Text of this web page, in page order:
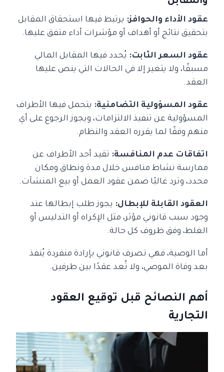
عقود الأداء والحوافز: يرتبط فيها استحقاق المقابل
بتحقيق نتائج أو أهداف أو مؤشرات أداء متفق عليها.
عقود السعر الثابت: يُحدد فيها المقابل المالي
مسبقًا، ولا يتغير إلا في الحالات التي ينص عليها
العقد.
عقود المسؤولية التضامنية: يتحمل فيها الأطراف
المسؤولية عن تنفيذ الالتزامات، ويجوز الرجوع على أي
منهم وفقًا لما يقرره العقد والنظام.
اتفاقات عدم المنافسة: تقيد أحد الأطراف عن
ممارسة نشاط منافس خلال مدة ونطاق ومكان
محدد، وترد غالبًا ضمن عقود العمل أو بيع المنشآت.
العقود القابلة للإبطال: يجوز طلب إبطالها عند
وجود سبب قانوني مؤثر، مثل الإكراه أو التدليس أو
الغلط، وفق ظروف كل حالة.
أما الوصية، فهي تصرف قانوني بإرادة منفردة يُنفذ
بعد وفاة الموصي، ولا تُعد عقدًا بين طرفين.
أهم النصائح قبل توقيع العقود
التجارية